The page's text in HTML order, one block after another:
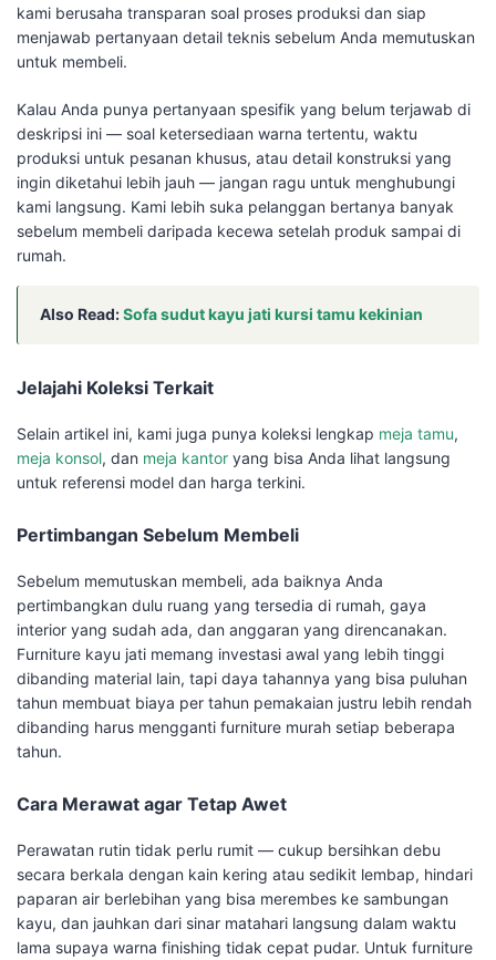
kami berusaha transparan soal proses produksi dan siap
menjawab pertanyaan detail teknis sebelum Anda memutuskan
untuk membeli.
Kalau Anda punya pertanyaan spesifik yang belum terjawab di
deskripsi ini — soal ketersediaan warna tertentu, waktu
produksi untuk pesanan khusus, atau detail konstruksi yang
ingin diketahui lebih jauh — jangan ragu untuk menghubungi
kami langsung. Kami lebih suka pelanggan bertanya banyak
sebelum membeli daripada kecewa setelah produk sampai di
rumah.
Also Read:Sofa sudut kayu jati kursi tamu kekinian
Jelajahi Koleksi Terkait
Selain artikel ini, kami juga punya koleksi lengkap meja tamu,
meja konsol, dan meja kantor yang bisa Anda lihat langsung
untuk referensi model dan harga terkini.
Pertimbangan Sebelum Membeli
Sebelum memutuskan membeli, ada baiknya Anda
pertimbangkan dulu ruang yang tersedia di rumah, gaya
interior yang sudah ada, dan anggaran yang direncanakan.
Furniture kayu jati memang investasi awal yang lebih tinggi
dibanding material lain, tapi daya tahannya yang bisa puluhan
tahun membuat biaya per tahun pemakaian justru lebih rendah
dibanding harus mengganti furniture murah setiap beberapa
tahun.
Cara Merawat agar Tetap Awet
Perawatan rutin tidak perlu rumit — cukup bersihkan debu
secara berkala dengan kain kering atau sedikit lembap, hindari
paparan air berlebihan yang bisa merembes ke sambungan
kayu, dan jauhkan dari sinar matahari langsung dalam waktu
lama supaya warna finishing tidak cepat pudar. Untuk furniture